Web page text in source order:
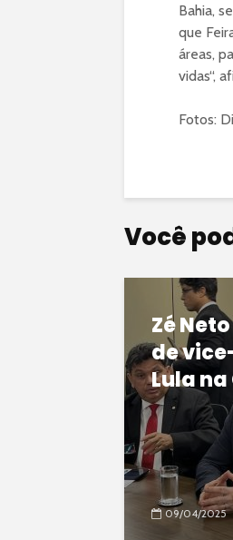
Bahia,
que
áreas,
vidas“,
Fotos:
Você
Zé
de
Lula
09/04/2025